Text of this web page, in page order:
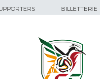
BILLETTERIE